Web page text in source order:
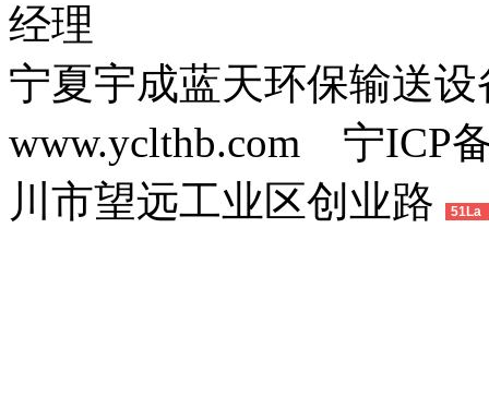
经理
宁夏宇成蓝天环保输送
www.yclthb.com 宁ICP
川市望远工业区创业路
51La